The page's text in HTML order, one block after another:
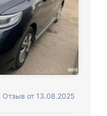
Отзыв от 13.08.2025